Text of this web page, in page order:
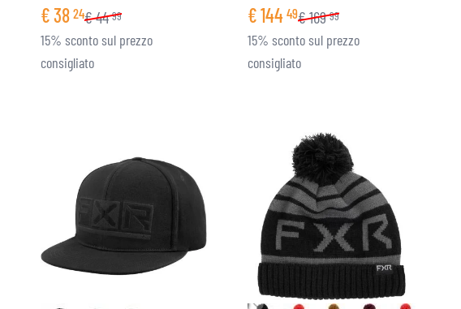
€38 24€44 99
15% sconto sul prezzo
consigliato
€144 49€169 99
15% sconto sul prezzo
consigliato